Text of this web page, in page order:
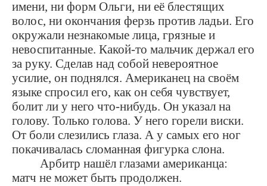
имени, ни форм Ольги, ни её блестящих
волос, ни окончания ферзь против ладьи. Его
окружали незнакомые лица, грязные и
невоспитанные. Какой-то мальчик держал его
за руку. Сделав над собой невероятное
усилие, он поднялся. Американец на своём
языке спросил его, как он себя чувствует,
болит ли у него что-нибудь. Он указал на
голову. Только голова. У него горели виски.
От боли слезились глаза. А у самых его ног
покачивалась сломанная фигурка слона.
Арбитр нашёл глазами американца:
матч не может быть продолжен.